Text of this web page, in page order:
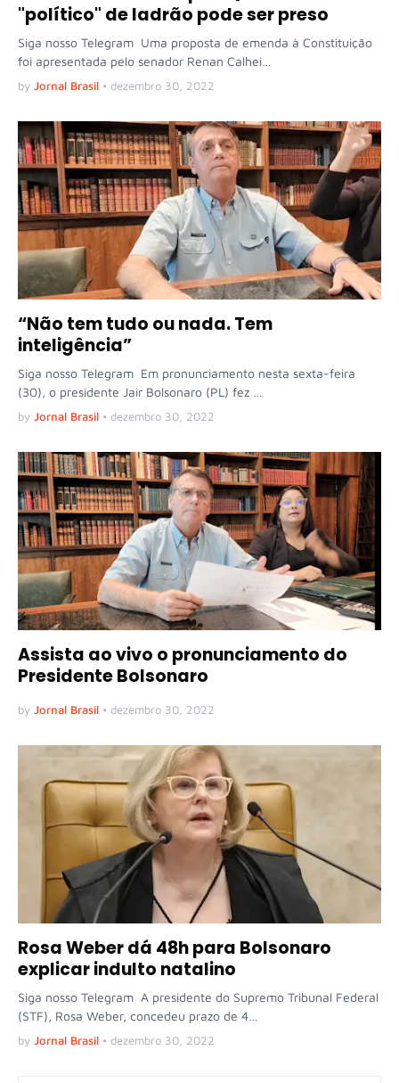
"político" de ladrão pode ser preso
Siga nosso Telegram Uma proposta de emenda à Constituição
foi apresentada pelo senador Renan Calhei…
by Jornal Brasil • dezembro 30, 2022
“Não tem tudo ou nada. Tem
inteligência”
Siga nosso Telegram Em pronunciamento nesta sexta-feira
(30), o presidente Jair Bolsonaro (PL) fez …
by Jornal Brasil • dezembro 30, 2022
Assista ao vivo o pronunciamento do
Presidente Bolsonaro
by Jornal Brasil • dezembro 30, 2022
Rosa Weber dá 48h para Bolsonaro
explicar indulto natalino
Siga nosso Telegram A presidente do Supremo Tribunal Federal
(STF), Rosa Weber, concedeu prazo de 4…
by Jornal Brasil • dezembro 30, 2022